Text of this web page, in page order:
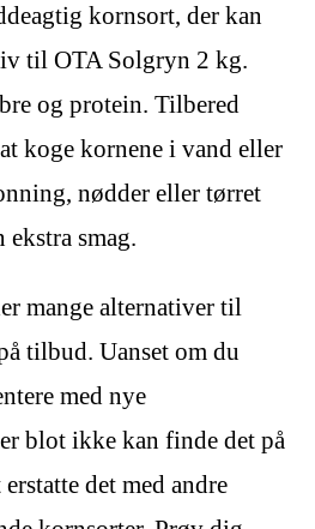
kornsort, der kan
til OTA Solgryn 2 kg.
og protein. Tilbered
koge kornene i vand eller
nødder eller tørret
smag.
mange alternativer til
tilbud. Uanset om du
med nye
blot ikke kan finde det på
det med andre